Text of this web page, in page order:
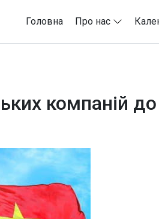
Головна Про нас
компаній